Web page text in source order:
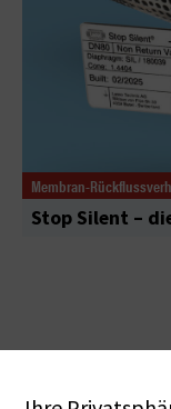
Membran-
Stop Silent –